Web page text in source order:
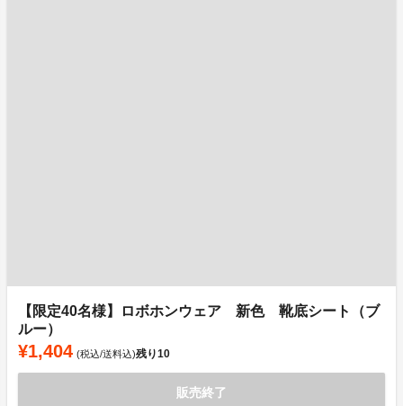
【限定40名様】ロボホンウェア 新色 靴底シート（ブ
ルー）
¥1,404 (税込/送料込)残り10
販売終了